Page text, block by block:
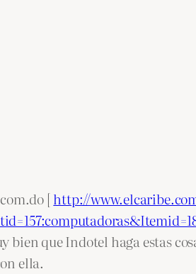
[http://
bien que Indotel haga estas
ella.